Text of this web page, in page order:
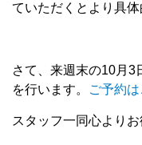
ていただくとより具体
さて、来週末の10月3
を行います。
ご予約
スタッフ一同心より